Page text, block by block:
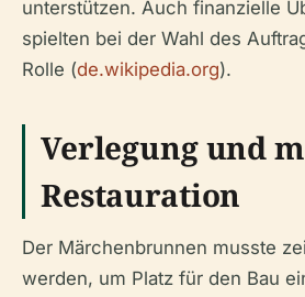
unterstützen. Auch finanzielle
spielten bei der Wahl des
Rolle (de.wikipedia.org).
Verlegung und
Restauration
Der Märchenbrunnen musste
werden, um Platz für den Bau